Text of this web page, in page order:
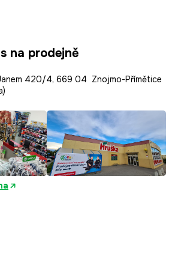
na prodejně
420/4, 669 04 Znojmo-Přímětice